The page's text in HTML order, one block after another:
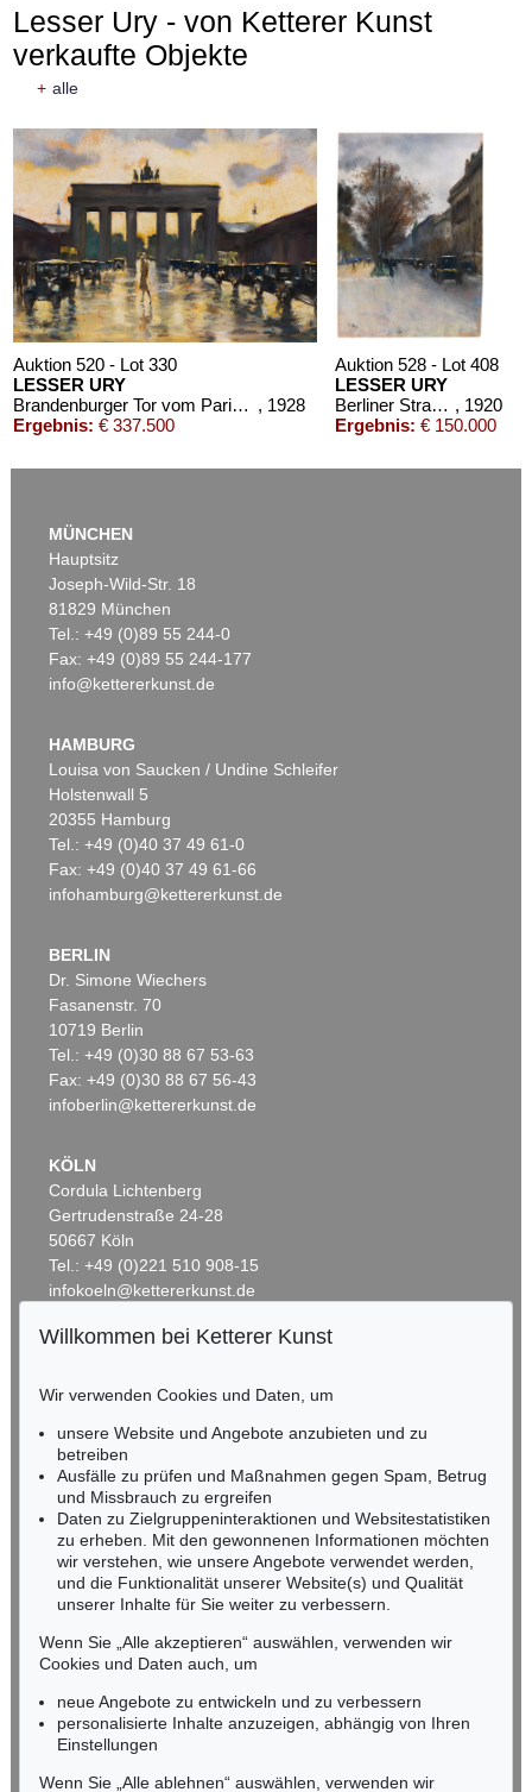
Lesser Ury - von Ketterer Kunst
verkaufte Objekte
+ alle
Auktion 520 - Lot 330
LESSER URY
Brandenburger Tor vom Pariser Platz aus gesehen , 1928
Ergebnis: € 337.500
Auktion 528 - Lot 408
LESSER URY
Berliner Straßenszene im Herbst (Hotel Adlon, Berlin) , 1920
Ergebnis: € 150.000
Auktion 605 - Lot 144
Ergebnis:€ 77.400
LESSER URY
Märkische Landschaft , 1911
Ergebnis:€ 57.120
Auktion 345 - Lot 108
Friedensallee mit Siegessäule, 1920
Ergebnis:€ 55.200
Auktion 539 - Lot 300
LESSER URY
Der blaue Berg, 1900
Ergebnis:€ 53.340
MÜNCHEN
Hauptsitz
Joseph-Wild-Str. 18
81829 München
Tel.: +49 (0)89 55 244-0
Fax: +49 (0)89 55 244-177
info@kettererkunst.de
HAMBURG
Louisa von Saucken / Undine Schleifer
Holstenwall 5
20355 Hamburg
Tel.: +49 (0)40 37 49 61-0
Fax: +49 (0)40 37 49 61-66
infohamburg@kettererkunst.de
BERLIN
Dr. Simone Wiechers
Fasanenstr. 70
10719 Berlin
Tel.: +49 (0)30 88 67 53-63
Fax: +49 (0)30 88 67 56-43
infoberlin@kettererkunst.de
KÖLN
Cordula Lichtenberg
Gertrudenstraße 24-28
50667 Köln
Tel.: +49 (0)221 510 908-15
infokoeln@kettererkunst.de
RHEINLAND-PFALZ
Miriam Heß
Tel.: +49 (0)62 21 58 80-038
Fax: +49 (0)62 21 58 80-595
infoheidelberg@kettererkunst.de
NORDDEUTSCHLAND
Nico Kassel, M.A.
Tel.: +49 (0)89 55244-164
Mobil: +49 (0)171 8618661
n.kassel@kettererkunst.de
Keine Auktion mehr verpassen!
Wir informieren Sie rechtzeitig.
Willkommen bei Ketterer Kunst
Wir verwenden Cookies und Daten, um
unsere Website und Angebote anzubieten und zu
betreiben
Ausfälle zu prüfen und Maßnahmen gegen Spam, Betrug
und Missbrauch zu ergreifen
Daten zu Zielgruppeninteraktionen und Websitestatistiken
zu erheben. Mit den gewonnenen Informationen möchten
wir verstehen, wie unsere Angebote verwendet werden,
und die Funktionalität unserer Website(s) und Qualität
unserer Inhalte für Sie weiter zu verbessern.
Wenn Sie „Alle akzeptieren“ auswählen, verwenden wir
Cookies und Daten auch, um
neue Angebote zu entwickeln und zu verbessern
personalisierte Inhalte anzuzeigen, abhängig von Ihren
Einstellungen
Wenn Sie „Alle ablehnen“ auswählen, verwenden wir